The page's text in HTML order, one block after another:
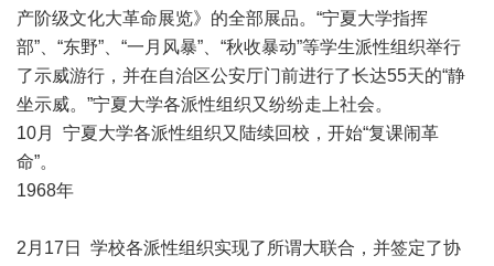
产阶级文化大革命展览》的全部展品。“宁夏大学指挥
部”、“东野”、“一月风暴”、“秋收暴动”等学生派性组织举行
了示威游行，并在自治区公安厅门前进行了长达55天的“静
坐示威。”宁夏大学各派性组织又纷纷走上社会。
10月 宁夏大学各派性组织又陆续回校，开始“复课闹革
命”。
1968年
2月17日 学校各派性组织实现了所谓大联合，并签定了协